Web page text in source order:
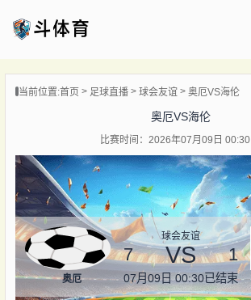
播
像
闻
当前位置:首页 足球直播 球会友谊 奥厄VS海伦
奥厄VS海伦
比赛时间：2026年07月09日 00:30
奥厄
球会友谊
7 VS 1
07月09日 00:30已结束